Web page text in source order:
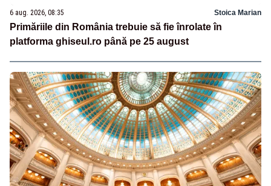
6 aug. 2026, 08:35 Stoica Marian
Primăriile din România trebuie să fie înrolate în
platforma ghiseul.ro până pe 25 august